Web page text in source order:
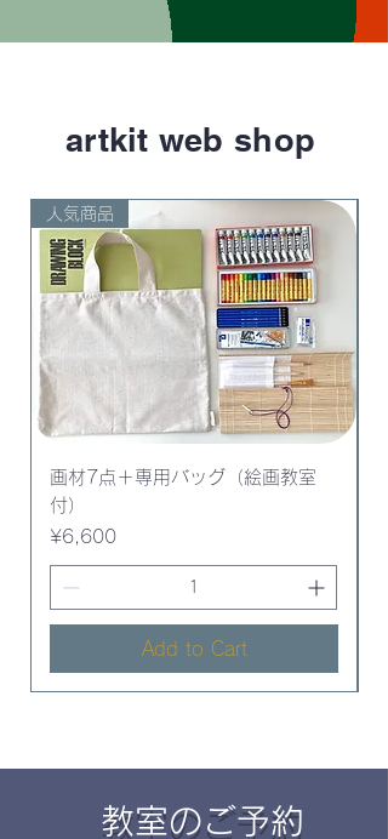
artkit web shop
人気商品
画材7点＋専用バッグ（絵画教室
付）
Price
¥6,600
Add to Cart
​教室のご予約